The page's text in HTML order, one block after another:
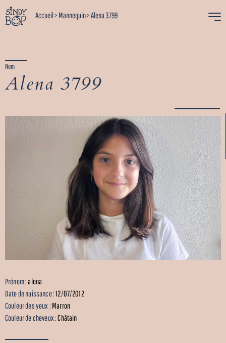
Accueil>Mannequin>Alena 3799
Nom
Alena 3799
Prénom :alena
Date de naissance :12/07/2012
Couleur des yeux : Marron
Couleur de cheveux :Châtain